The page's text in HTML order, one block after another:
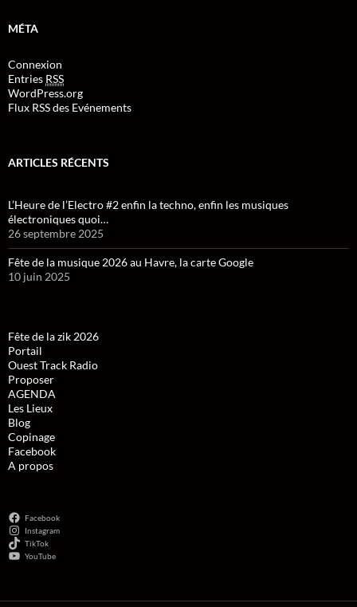
MÉTA
Connexion
Entries RSS
WordPress.org
Flux RSS des Evénements
ARTICLES RÉCENTS
L’Heure de l’Electro #2 enfin la techno, enfin les musiques
électroniques quoi…
26 septembre 2025
Fête de la musique 2026 au Havre, la carte Google
10 juin 2025
Fête de la zik 2026
Portail
Ouest Track Radio
Proposer
AGENDA
Les Lieux
Blog
Copinage
Facebook
A propos
Facebook
Instagram
TikTok
YouTube